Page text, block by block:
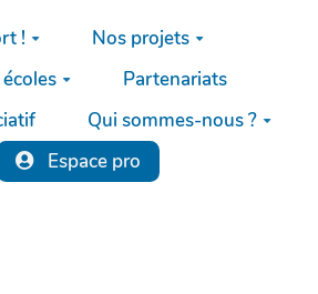
!
Nos projets
Partenariats
Qui sommes-nous ?
Espace pro